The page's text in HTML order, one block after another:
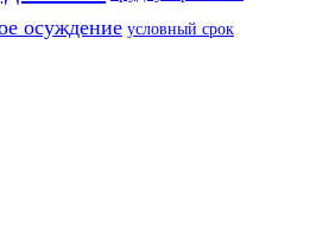
осуждение условный срок